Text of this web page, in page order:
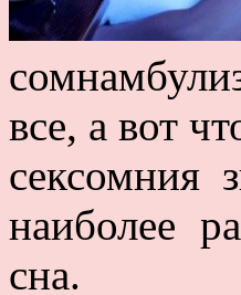
все, а вот
сексомния
наиболее
сна.